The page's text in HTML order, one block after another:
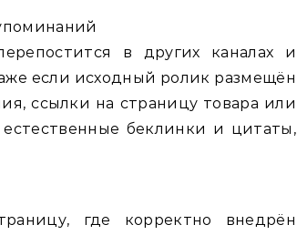
в других каналах и
если исходный ролик размещён
ссылки на страницу товара или
беклинки и цитаты,
где корректно внедрён